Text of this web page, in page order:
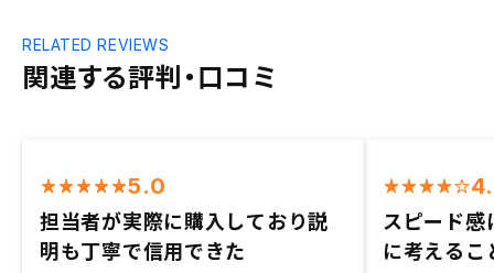
関連する評判・口コミ
RELATED REVIEWS
5.0
担当者が実際に購入しており説
明も丁寧で信用できた
スピード感
に考えるこ